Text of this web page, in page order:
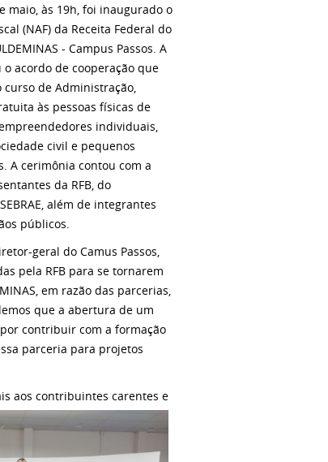
maio, às 19h, foi inaugurado o
(NAF) da Receita Federal do
- Campus Passos. A
acordo de cooperação que
curso de Administração,
às pessoas físicas de
individuais,
civil e pequenos
A cerimônia contou com a
da RFB, do
além de integrantes
públicos.
geral do Camus Passos,
pela RFB para se tornarem
em razão das parcerias,
que a abertura de um
contribuir com a formação
parceria para projetos
aos contribuintes carentes e